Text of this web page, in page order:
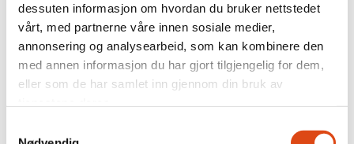
dessuten informasjon om hvordan du bruker nettstedet
vårt, med partnerne våre innen sosiale medier,
annonsering og analysearbeid, som kan kombinere den
med annen informasjon du har gjort tilgjengelig for dem,
eller som de har samlet inn gjennom din bruk av
lite kontor vil ha mulighet til å tilby, sier
hun.
– Tannhelsesekretærene og assistentene